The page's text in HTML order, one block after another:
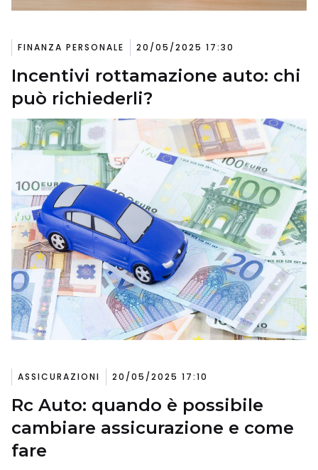
FINANZA PERSONALE 20/05/2025 17:30
Incentivi rottamazione auto: chi
può richiederli?
ASSICURAZIONI 20/05/2025 17:10
Rc Auto: quando è possibile
cambiare assicurazione e come
fare